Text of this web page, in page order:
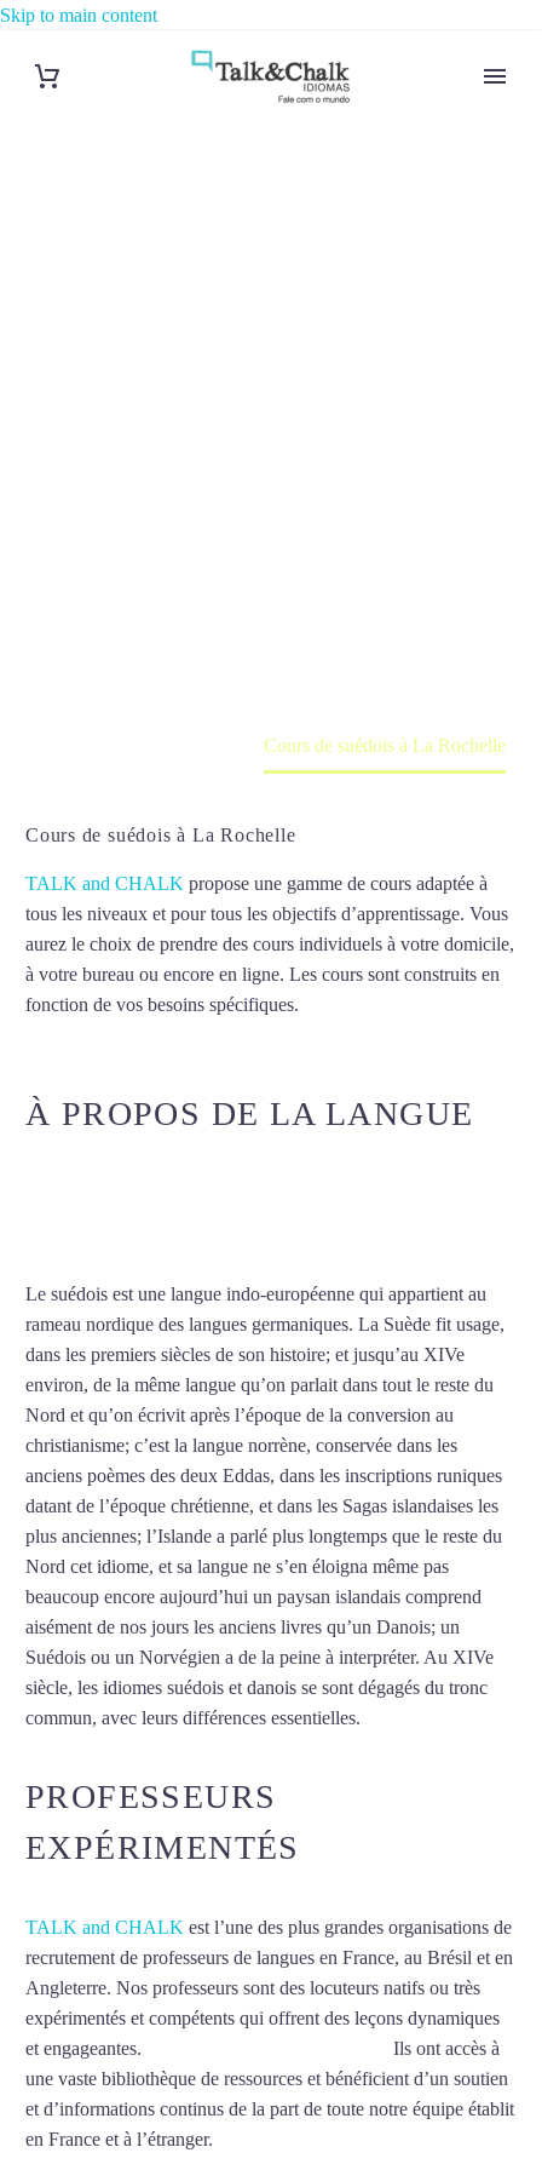
Skip to main content
Cours de suédois à La Rochelle
Cours de suédois à La Rochelle
TALK and CHALK propose une gamme de cours adaptée à
tous les niveaux et pour tous les objectifs d’apprentissage. Vous
aurez le choix de prendre des cours individuels à votre domicile,
à votre bureau ou encore en ligne. Les cours sont construits en
fonction de vos besoins spécifiques.
À PROPOS DE LA LANGUE
Le suédois est une langue indo-européenne qui appartient au
rameau nordique des langues germaniques. La Suède fit usage,
dans les premiers siècles de son histoire; et jusqu’au XIVe
environ, de la même langue qu’on parlait dans tout le reste du
Nord et qu’on écrivit après l’époque de la conversion au
christianisme; c’est la langue norrène, conservée dans les
anciens poèmes des deux Eddas, dans les inscriptions runiques
datant de l’époque chrétienne, et dans les Sagas islandaises les
plus anciennes; l’Islande a parlé plus longtemps que le reste du
Nord cet idiome, et sa langue ne s’en éloigna même pas
beaucoup encore aujourd’hui un paysan islandais comprend
aisément de nos jours les anciens livres qu’un Danois; un
Suédois ou un Norvégien a de la peine à interpréter. Au XIVe
siècle, les idiomes suédois et danois se sont dégagés du tronc
commun, avec leurs différences essentielles.
PROFESSEURS
EXPÉRIMENTÉS
TALK and CHALK est l’une des plus grandes organisations de
recrutement de professeurs de langues en France, au Brésil et en
Angleterre. Nos professeurs sont des locuteurs natifs ou très
expérimentés et compétents qui offrent des leçons dynamiques
et engageantes.
Ils ont accès à
une vaste bibliothèque de ressources et bénéficient d’un soutien
et d’informations continus de la part de toute notre équipe établit
en France et à l’étranger.